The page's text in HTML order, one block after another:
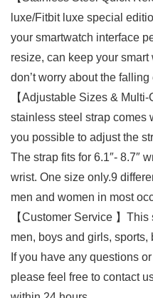
luxe/Fitbit luxe special
your smartwatch interface
resize, can keep your
don’t worry about the
【Adjustable Sizes &
stainless steel strap comes
you possible to adjust the
The strap fits for 6.1″- 8.7″
wrist. One size only.9
men and women in most
【Customer Service 】
men, boys and girls,
If you have any questions
please feel free to contact